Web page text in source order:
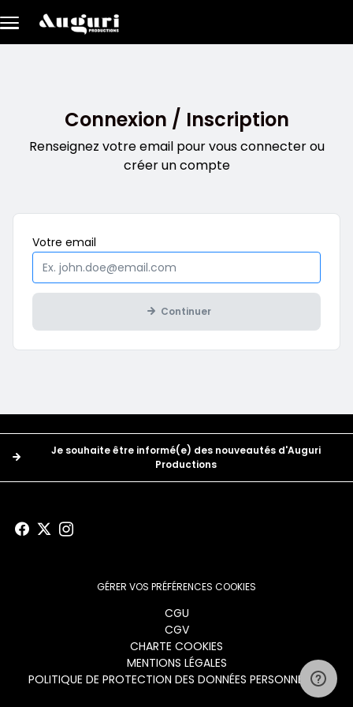
Connexion / Inscription
Renseignez votre email pour vous connecter ou
créer un compte
Votre email
Continuer
Je souhaite être informé(e) des nouveautés d'Auguri
Productions
GÉRER VOS PRÉFÉRENCES COOKIES
CGU
CGV
CHARTE COOKIES
MENTIONS LÉGALES
POLITIQUE DE PROTECTION DES DONNÉES PERSONNELLES